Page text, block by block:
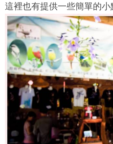
這裡也有提供一些簡單的小